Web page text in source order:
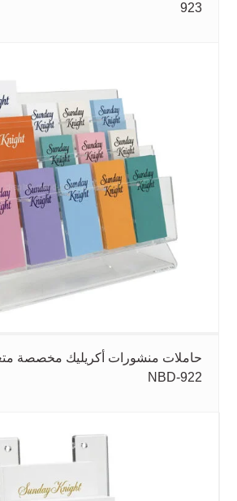
923
حاملات منشورات أكريليك مخصصة
NBD-922